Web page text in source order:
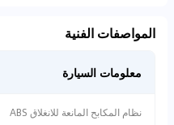
المواصفات الفنية
معلومات السيارة
نظام المكابح المانعة للانغلاق ABS